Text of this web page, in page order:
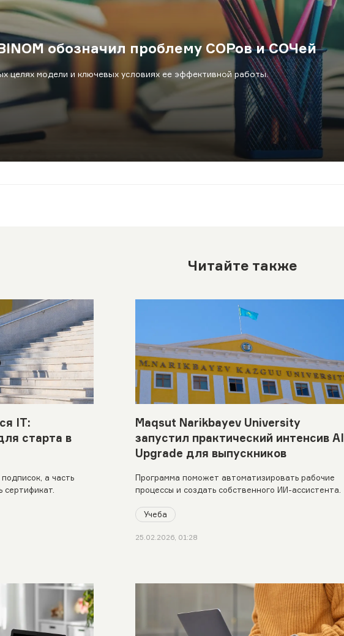
обозначил проблему СОРов и СОЧей
целях модели и ключевых условиях ее эффективной работы.
Читайте также
IT:
старта в
а часть
сертификат.
Maqsut Narikbayev University
запустил практический интенсив AI
Upgrade для выпускников
Программа поможет автоматизировать рабочие
процессы и создать собственного ИИ-ассистента.
Учеба
25.02.2026, 01:28